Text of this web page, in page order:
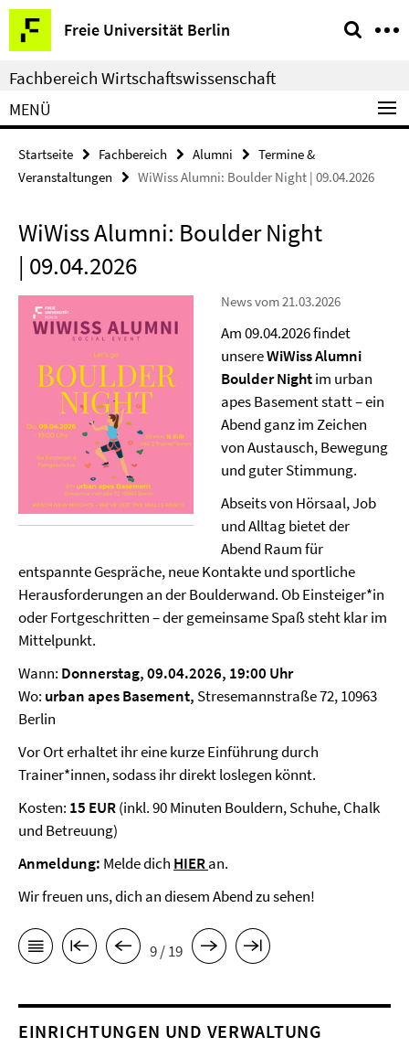
Springe
direkt
zu
Inhalt
Freie Universität Berlin
Service-
Navigation
Fachbereich Wirtschaftswissenschaft
MENÜ
Startseite Fachbereich Alumni
Termine &
Veranstaltungen
WiWiss Alumni: Boulder Night | 09.04.2026
WiWiss Alumni: Boulder Night
| 09.04.2026
News vom 21.03.2026
Am 09.04.2026 findet
unsereWiWiss Alumni
Boulder Nightim urban
apes Basement statt – ein
Abend ganz im Zeichen
von Austausch, Bewegung
und guter Stimmung.
Abseits von Hörsaal, Job
und Alltag bietet der
Abend Raum für
entspannte Gespräche, neue Kontakte und sportliche
Herausforderungen an der Boulderwand. Ob Einsteiger*in
oder Fortgeschritten – der gemeinsame Spaß steht klar im
Mittelpunkt.
Wann: Donnerstag, 09.04.2026, 19:00 Uhr
Wo: urban apes Basement, Stresemannstraße 72, 10963
Berlin
Vor Ort erhaltet ihr eine kurze Einführung durch
Trainer*innen, sodass ihr direkt loslegen könnt.
Kosten: 15 EUR(inkl. 90 Minuten Bouldern, Schuhe, Chalk
und Betreuung)
Anmeldung: Melde dich HIERan.
Wir freuen uns, dich an diesem Abend zu sehen!
9 / 19
EINRICHTUNGEN UND VERWALTUNG